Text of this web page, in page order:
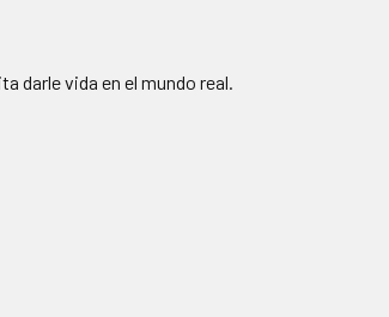
darle vida en el mundo real.